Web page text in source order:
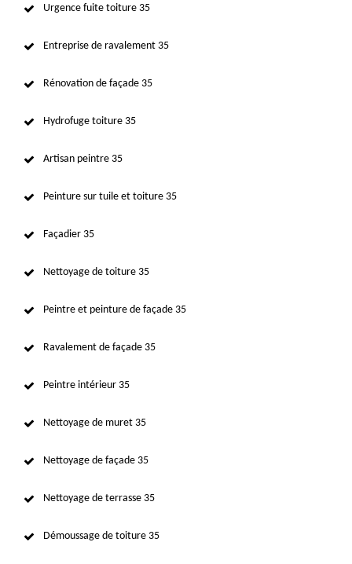
Urgence fuite toiture 35
Entreprise de ravalement 35
Rénovation de façade 35
Hydrofuge toiture 35
Artisan peintre 35
Peinture sur tuile et toiture 35
Façadier 35
Nettoyage de toiture 35
Peintre et peinture de façade 35
Ravalement de façade 35
Peintre intérieur 35
Nettoyage de muret 35
Nettoyage de façade 35
Nettoyage de terrasse 35
Démoussage de toiture 35